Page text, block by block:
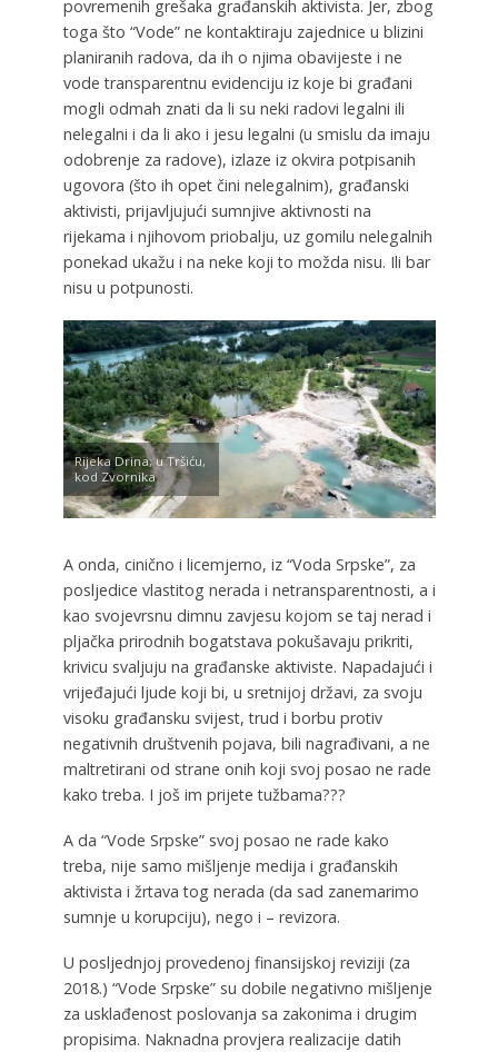
povremenih grešaka građanskih aktivista. Jer, zbog
toga što “Vode” ne kontaktiraju zajednice u blizini
planiranih radova, da ih o njima obavijeste i ne
vode transparentnu evidenciju iz koje bi građani
mogli odmah znati da li su neki radovi legalni ili
nelegalni i da li ako i jesu legalni (u smislu da imaju
odobrenje za radove), izlaze iz okvira potpisanih
ugovora (što ih opet čini nelegalnim), građanski
aktivisti, prijavljujući sumnjive aktivnosti na
rijekama i njihovom priobalju, uz gomilu nelegalnih
ponekad ukažu i na neke koji to možda nisu. Ili bar
nisu u potpunosti.
Rijeka Drina, u Tršiću,
kod Zvornika
A onda, cinično i licemjerno, iz “Voda Srpske”, za
posljedice vlastitog nerada i netransparentnosti, a i
kao svojevrsnu dimnu zavjesu kojom se taj nerad i
pljačka prirodnih bogatstava pokušavaju prikriti,
krivicu svaljuju na građanske aktiviste. Napadajući i
vrijeđajući ljude koji bi, u sretnijoj državi, za svoju
visoku građansku svijest, trud i borbu protiv
negativnih društvenih pojava, bili nagrađivani, a ne
maltretirani od strane onih koji svoj posao ne rade
kako treba. I još im prijete tužbama???
A da “Vode Srpske” svoj posao ne rade kako
treba, nije samo mišljenje medija i građanskih
aktivista i žrtava tog nerada (da sad zanemarimo
sumnje u korupciju), nego i – revizora.
U posljednjoj provedenoj finansijskoj reviziji (za
2018.) “Vode Srpske” su dobile negativno mišljenje
za usklađenost poslovanja sa zakonima i drugim
propisima. Naknadna provjera realizacije datih